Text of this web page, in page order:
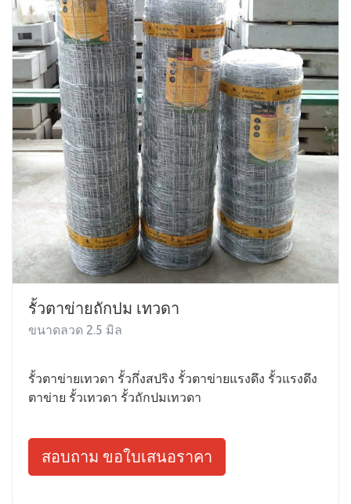
รั้วตาข่ายถักปม เทวดา
ขนาดลวด 2.5 มิล
รั้วตาข่ายเทวดา รั้วกึ่งสปริง รั้วตาข่ายแรงดึง รั้วแรงดึง
ตาข่าย รั้วเทวดา รั้วถักปมเทวดา
สอบถาม ขอใบเสนอราคา